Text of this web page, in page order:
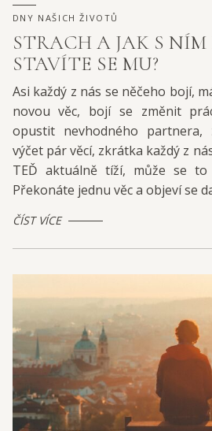
DNY NAŠICH ŽIVOTŮ
STRACH A JAK S NÍM
STAVÍTE SE MU?
Asi každý z nás se něčeho bojí,
novou věc, bojí se změnit
opustit nevhodného
výčet pár věcí, zkrátka každý z
TEĎ aktuálně tíží, může se to
Překonáte jednu věc a objeví se
ČÍST VÍCE